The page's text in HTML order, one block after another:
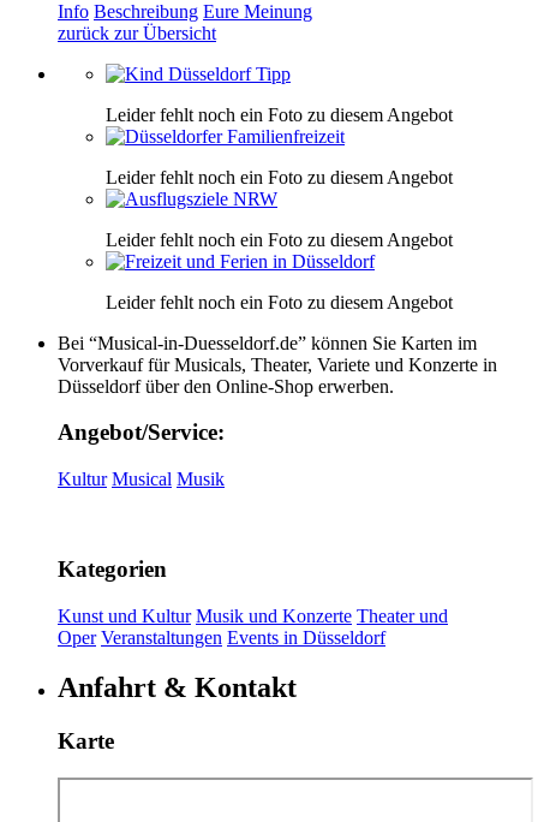
Info Beschreibung Eure Meinung
zurück zur Übersicht
Leider fehlt noch ein Foto zu diesem Angebot
Leider fehlt noch ein Foto zu diesem Angebot
Leider fehlt noch ein Foto zu diesem Angebot
Leider fehlt noch ein Foto zu diesem Angebot
Bei “Musical-in-Duesseldorf.de” können Sie Karten im
Vorverkauf für Musicals, Theater, Variete und Konzerte in
Düsseldorf über den Online-Shop erwerben.
Angebot/Service:
Kultur Musical Musik
Kategorien
Kunst und Kultur Musik und Konzerte Theater und
Oper Veranstaltungen Events in Düsseldorf
Anfahrt & Kontakt
Karte